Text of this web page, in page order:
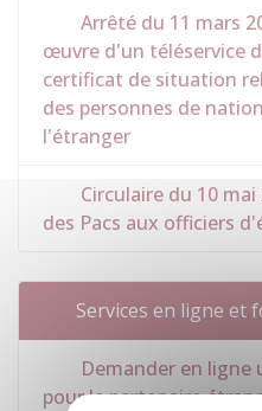
Arrêté du 11 mars
œuvre d'un téléservice
certificat de situation
des personnes de
l'étranger
Circulaire du 10
des Pacs aux officiers
Services en ligne et
Demander en ligne
pour le partenaire